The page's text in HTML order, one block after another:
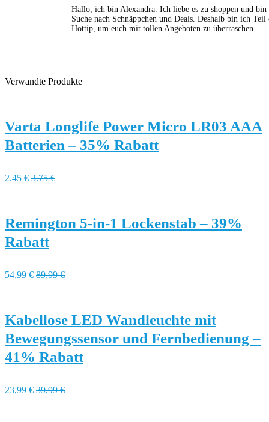
Hallo, ich bin Alexandra. Ich liebe es zu shoppen und
Suche nach Schnäppchen und Deals. Deshalb bin ich Teil
Hottip, um euch mit tollen Angeboten zu überraschen.
Verwandte Produkte
Varta Longlife Power Micro LR03 AAA
Batterien – 35% Rabatt
2.45 € 3.75 €
Remington 5-in-1 Lockenstab – 39%
Rabatt
54,99 € 89,99 €
Kabellose LED Wandleuchte mit
Bewegungssensor und Fernbedienung –
41% Rabatt
23,99 € 39,99 €